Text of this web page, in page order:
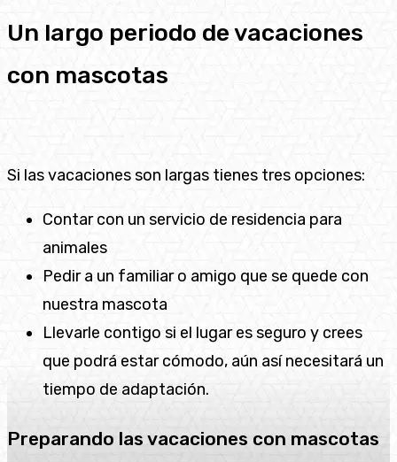
Un largo periodo de vacaciones
con mascotas
Si las vacaciones son largas tienes tres opciones:
Contar con un servicio de residencia para
animales
Pedir a un familiar o amigo que se quede con
nuestra mascota
Llevarle contigo si el lugar es seguro y crees
que podrá estar cómodo, aún así necesitará un
tiempo de adaptación.
Preparando las vacaciones con mascotas